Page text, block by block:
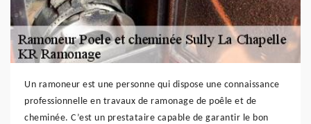
Un ramoneur est une personne qui dispose une connaissance
professionnelle en travaux de ramonage de poêle et de
cheminée. C’est un prestataire capable de garantir le bon